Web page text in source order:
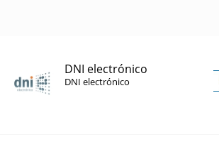
DNI electrónico
DNI electrónico